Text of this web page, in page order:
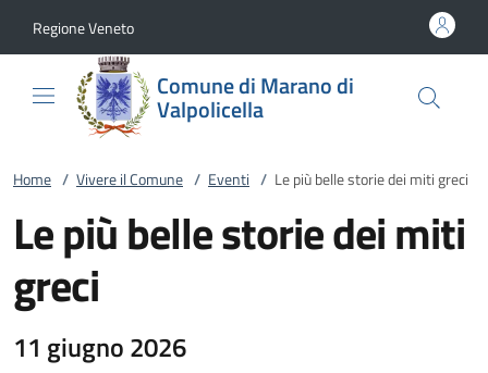
Regione Veneto
Comune di Marano di
Valpolicella
Home / Vivere il Comune / Eventi / Le più belle storie dei miti greci
Le più belle storie dei miti
greci
11 giugno 2026